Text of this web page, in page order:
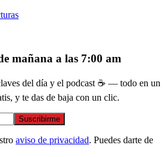
mañana a las 7:00 am
del día y el podcast ☕ — todo en un
y te das de baja con un clic.
Suscribirme
aviso de privacidad. Puedes darte de